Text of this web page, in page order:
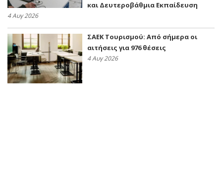
και Δευτεροβάθμια Εκπαίδευση
4 Αυγ 2026
ΣΑΕΚ Τουρισμού: Από σήμερα οι
αιτήσεις για 976 θέσεις
4 Αυγ 2026